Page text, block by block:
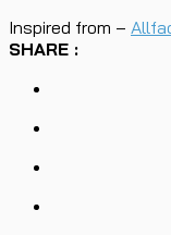
Inspired from –
SHARE :